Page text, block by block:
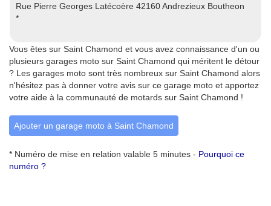
Rue Pierre Georges Latécoère 42160 Andrezieux Boutheon
*
Vous êtes sur Saint Chamond et vous avez connaissance d'un ou
plusieurs garages moto sur Saint Chamond qui méritent le détour
? Les garages moto sont très nombreux sur Saint Chamond alors
n'hésitez pas à donner votre avis sur ce garage moto et apportez
votre aide à la communauté de motards sur Saint Chamond !
Ajouter un garage moto à Saint Chamond
* Numéro de mise en relation valable 5 minutes - Pourquoi ce
numéro ?